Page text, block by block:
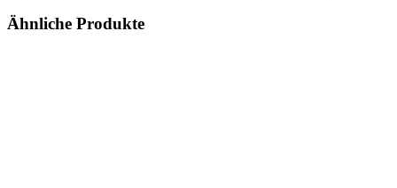
Ähnliche Produkte